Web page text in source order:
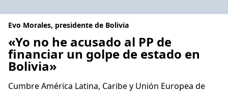
Evo Morales, presidente de Bolivia
«Yo no he acusado al PP de
financiar un golpe de estado en
Bolivia»
Cumbre América Latina, Caribe y Unión Europea de